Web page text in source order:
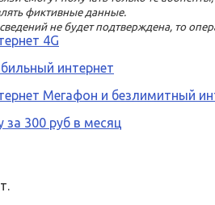
фиктивные данные.
не будет подтверждена, то
4G
интернет
Мегафон и безлимитный
за 300 руб в месяц